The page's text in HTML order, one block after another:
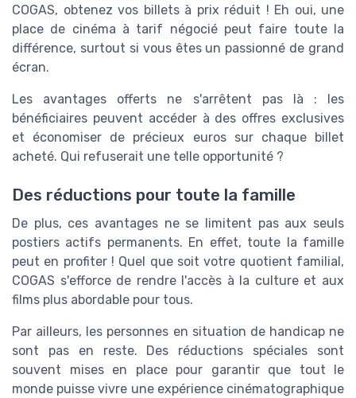
COGAS, obtenez vos billets à prix réduit ! Eh oui, une
place de cinéma à tarif négocié peut faire toute la
différence, surtout si vous êtes un passionné de grand
écran.
Les avantages offerts ne s'arrêtent pas là : les
bénéficiaires peuvent accéder à des offres exclusives
et économiser de précieux euros sur chaque billet
acheté. Qui refuserait une telle opportunité ?
Des réductions pour toute la famille
De plus, ces avantages ne se limitent pas aux seuls
postiers actifs permanents. En effet, toute la famille
peut en profiter ! Quel que soit votre quotient familial,
COGAS s'efforce de rendre l'accès à la culture et aux
films plus abordable pour tous.
Par ailleurs, les personnes en situation de handicap ne
sont pas en reste. Des réductions spéciales sont
souvent mises en place pour garantir que tout le
monde puisse vivre une expérience cinématographique